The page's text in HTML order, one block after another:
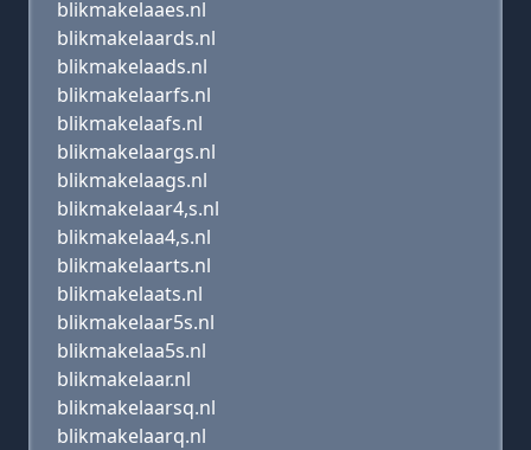
blikmakelaaes.nl
blikmakelaards.nl
blikmakelaads.nl
blikmakelaarfs.nl
blikmakelaafs.nl
blikmakelaargs.nl
blikmakelaags.nl
blikmakelaar4,s.nl
blikmakelaa4,s.nl
blikmakelaarts.nl
blikmakelaats.nl
blikmakelaar5s.nl
blikmakelaa5s.nl
blikmakelaar.nl
blikmakelaarsq.nl
blikmakelaarq.nl